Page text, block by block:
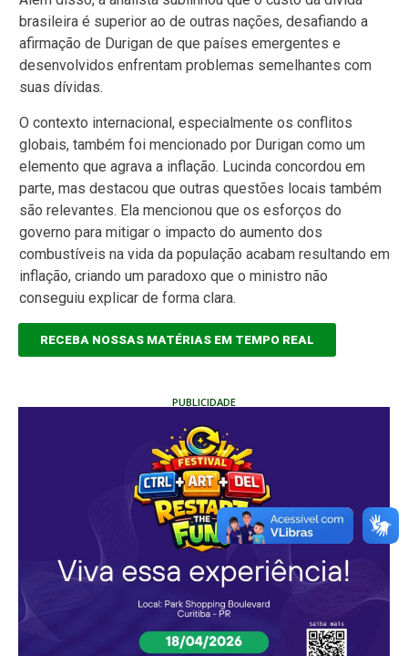
brasileira é superior ao de outras nações, desafiando a
afirmação de Durigan de que países emergentes e
desenvolvidos enfrentam problemas semelhantes com
suas dívidas.
O contexto internacional, especialmente os conflitos
globais, também foi mencionado por Durigan como um
elemento que agrava a inflação. Lucinda concordou em
parte, mas destacou que outras questões locais também
são relevantes. Ela mencionou que os esforços do
governo para mitigar o impacto do aumento dos
combustíveis na vida da população acabam resultando em
inflação, criando um paradoxo que o ministro não
conseguiu explicar de forma clara.
RECEBA NOSSAS MATÉRIAS EM TEMPO REAL
PUBLICIDADE